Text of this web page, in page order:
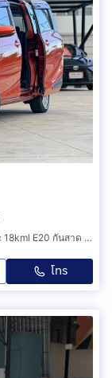
Sienta 1.5G Dual VVTi miniMPV ปี 16 108hp 1496cc 18kml E20 กันสาด พรม ฟิล์ม ป2 ถึง 8 มค 70 ภาษี ตค 69 สมบูรณ์
โทร